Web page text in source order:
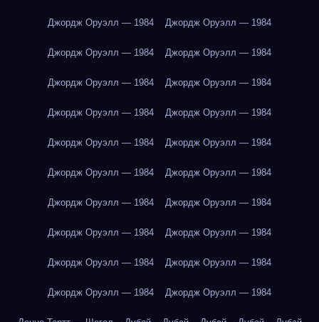
Джордж Оруэлл — 1984 Джордж Оруэлл — 1984
Джордж Оруэлл — 1984 Джордж Оруэлл — 1984
Джордж Оруэлл — 1984 Джордж Оруэлл — 1984
Джордж Оруэлл — 1984 Джордж Оруэлл — 1984
Джордж Оруэлл — 1984 Джордж Оруэлл — 1984
Джордж Оруэлл — 1984 Джордж Оруэлл — 1984
Джордж Оруэлл — 1984 Джордж Оруэлл — 1984
Джордж Оруэлл — 1984 Джордж Оруэлл — 1984
Джордж Оруэлл — 1984 Джордж Оруэлл — 1984
Джордж Оруэлл — 1984 Джордж Оруэлл — 1984